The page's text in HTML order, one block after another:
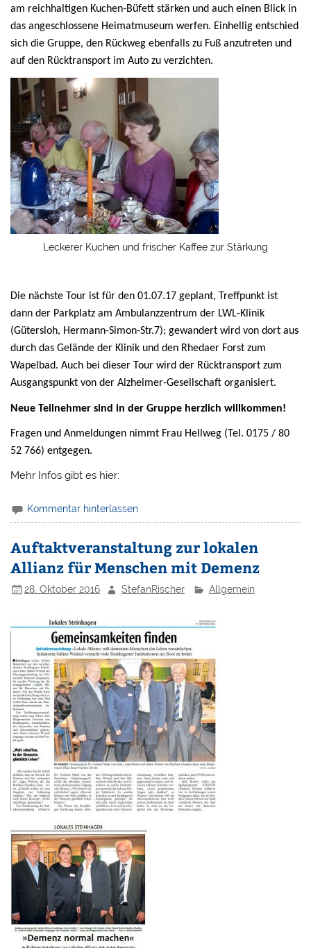
am reichhaltigen Kuchen-Büfett stärken und auch einen Blick in
das angeschlossene Heimatmuseum werfen. Einhellig entschied
sich die Gruppe, den Rückweg ebenfalls zu Fuß anzutreten und
auf den Rücktransport im Auto zu verzichten.
Leckerer Kuchen und frischer Kaffee zur Stärkung
Die nächste Tour ist für den 01.07.17 geplant, Treffpunkt ist
dann der Parkplatz am Ambulanzzentrum der LWL-Klinik
(Gütersloh, Hermann-Simon-Str.7); gewandert wird von dort aus
durch das Gelände der Klinik und den Rhedaer Forst zum
Wapelbad. Auch bei dieser Tour wird der Rücktransport zum
Ausgangspunkt von der Alzheimer-Gesellschaft organisiert.
Neue Teilnehmer sind in der Gruppe herzlich willkommen!
Fragen und Anmeldungen nimmt Frau Hellweg (Tel. 0175 / 80
52 766) entgegen.
Mehr Infos gibt es hier:
Kommentar hinterlassen
Auftaktveranstaltung zur lokalen
Allianz für Menschen mit Demenz
28. Oktober 2016 StefanRischer Allgemein